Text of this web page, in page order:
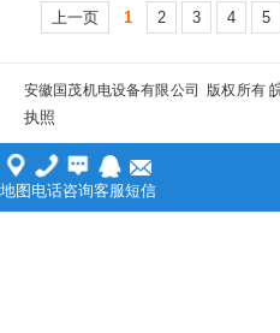
上一页 1 2 3 4 5
安徽国茂机电设备有限公司 版权所有
执照
地图电话咨询客服短信